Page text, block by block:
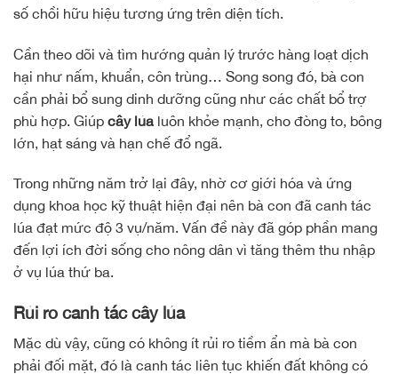
số chồi hữu hiệu tương ứng trên diện tích.
Cần theo dõi và tìm hướng quản lý trước hàng loạt dịch
hại như nấm, khuẩn, côn trùng… Song song đó, bà con
cần phải bổ sung dinh dưỡng cũng như các chất bổ trợ
phù hợp. Giúp cây lúa luôn khỏe mạnh, cho đòng to, bông
lớn, hạt sáng và hạn chế đổ ngã.
Trong những năm trở lại đây, nhờ cơ giới hóa và ứng
dụng khoa học kỹ thuật hiện đại nên bà con đã canh tác
lúa đạt mức độ 3 vụ/năm. Vấn đề này đã góp phần mang
đến lợi ích đời sống cho nông dân vì tăng thêm thu nhập
ở vụ lúa thứ ba.
Rủi ro canh tác cây lúa
Mặc dù vậy, cũng có không ít rủi ro tiềm ẩn mà bà con
phải đối mặt, đó là canh tác liên tục khiến đất không có